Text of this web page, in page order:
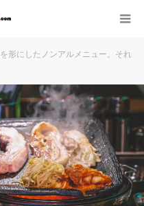
形にしたノンアルメニュー。それ